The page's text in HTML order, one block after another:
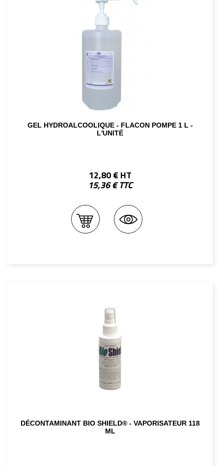
GEL HYDROALCOOLIQUE - FLACON POMPE 1 L -
L'UNITÉ
12,80 € HT
15,36 € TTC
DÉCONTAMINANT BIO SHIELD® - VAPORISATEUR 118
ML